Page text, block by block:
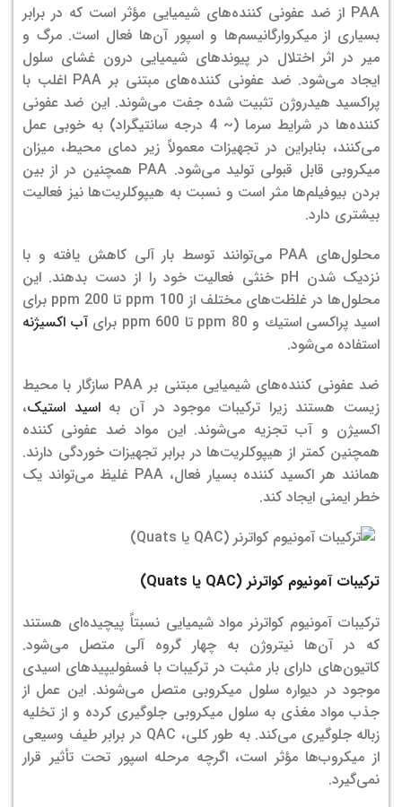
PAA از ضد عفونی کننده‌های شیمیایی مؤثر است که در برابر
بسیاری از میکروارگانیسم‌ها و اسپور آن‌ها فعال است. مرگ و
میر در اثر اختلال در پیوندهای شیمیایی درون غشای سلول
ایجاد می‌شود. ضد عفونی کننده‌های مبتنی بر PAA اغلب با
پراکسید هیدروژن تثبیت شده جفت می‌شوند. این ضد عفونی
کننده‌ها در شرایط سرما (~ 4 درجه سانتیگراد) به خوبی عمل
می‌کنند، بنابراین در تجهیزات معمولاً زیر دمای محیط، میزان
میکروبی قابل قبولی تولید می‌شود. PAA همچنین در از بین
بردن بیوفیلم‌ها مثر است و نسبت به هیپوکلریت‌ها نیز فعالیت
بیشتری دارد.
محلول‌های PAA می‌توانند توسط بار آلی کاهش یافته و با
نزدیک شدن pH خنثی فعالیت خود را از دست بدهند. این
محلول‌ها در غلظت‌های مختلف از ppm 100 تا ppm 200 برای
اسید پراكسی استیك و ppm 80 تا 600 ppm برای
آب اکسیژنه
استفاده می‌شود.
ضد عفونی کننده‌های شیمیایی مبتنی بر PAA سازگار با محیط
زیست هستند زیرا ترکیبات موجود در آن بهاسید استیک،
اکسیژن و آب تجزیه می‌شوند. این مواد ضد عفونی کننده
همچنین کمتر از هیپوکلریت‌ها در برابر تجهیزات خوردگی دارند.
همانند هر اکسید کننده بسیار فعال، PAA غلیظ می‌تواند یک
خطر ایمنی ایجاد کند.
ترکیبات آمونیوم کواترنر (QAC یا Quats
)
ترکیبات آمونیوم کواترنر مواد شیمیایی نسبتاً پیچیده‌ای هستند
که در آن‌ها نیتروژن به چهار گروه آلی متصل می‌شود.
کاتیون‌های دارای بار مثبت در ترکیبات با فسفولیپیدهای اسیدی
موجود در دیواره سلول میکروبی متصل می‌شوند. این عمل از
جذب مواد مغذی به سلول میکروبی جلوگیری کرده و از تخلیه
زباله جلوگیری می‌کند. به طور کلی، QAC در برابر طیف وسیعی
از میکروب‌ها مؤثر است، اگرچه مرحله اسپور تحت تأثیر قرار
نمی‌گیرد.